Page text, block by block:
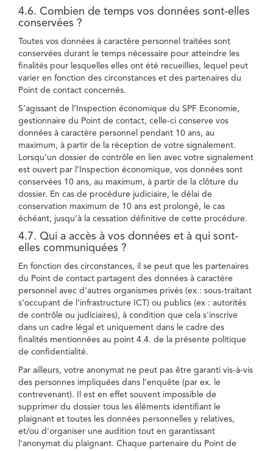
4.6. Combien de temps vos données sont-elles
conservées ?
Toutes vos données à caractère personnel traitées sont
conservées durant le temps nécessaire pour atteindre les
finalités pour lesquelles elles ont été recueillies, lequel peut
varier en fonction des circonstances et des partenaires du
Point de contact concernés.
S’agissant de l’Inspection économique du SPF Economie,
gestionnaire du Point de contact, celle-ci conserve vos
données à caractère personnel pendant 10 ans, au
maximum, à partir de la réception de votre signalement.
Lorsqu’un dossier de contrôle en lien avec votre signalement
est ouvert par l’Inspection économique, vos données sont
conservées 10 ans, au maximum, à partir de la clôture du
dossier. En cas de procédure judiciaire, le délai de
conservation maximum de 10 ans est prolongé, le cas
échéant, jusqu’à la cessation définitive de cette procédure.
4.7. Qui a accès à vos données et à qui sont-
elles communiquées ?
En fonction des circonstances, il se peut que les partenaires
du Point de contact partagent des données à caractère
personnel avec d'autres organismes privés (ex : sous-traitant
s’occupant de l’infrastructure ICT) ou publics (ex : autorités
de contrôle ou judiciaires), à condition que cela s'inscrive
dans un cadre légal et uniquement dans le cadre des
finalités mentionnées au point 4.4. de la présente politique
de confidentialité.
Par ailleurs, votre anonymat ne peut pas être garanti vis-à-vis
des personnes impliquées dans l’enquête (par ex. le
contrevenant). Il est en effet souvent impossible de
supprimer du dossier tous les éléments identifiant le
plaignant et toutes les données personnelles y relatives,
et/ou d'organiser une audition tout en garantissant
l'anonymat du plaignant. Chaque partenaire du Point de